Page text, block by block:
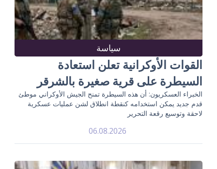
سياسة
القوات الأوكرانية تعلن استعادة
السيطرة على قرية صغيرة بالشرقر
الخبراء العسكريون: أن هذه السيطرة تمنح الجيش الأوكراني موطئ
قدم جديد يمكن استخدامه كنقطة انطلاق لشن عمليات عسكرية
لاحقة وتوسيع رقعة التحرير
06.08.2026